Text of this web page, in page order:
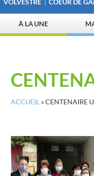
VOLVESTRE COEUR DE
À LA UNE
ACCUEIL »CENTENAIRE